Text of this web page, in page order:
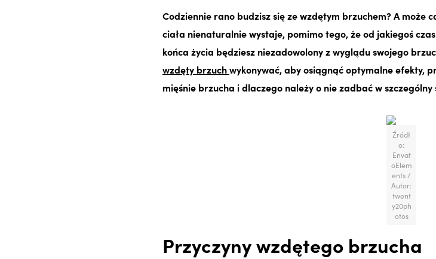
Codziennie rano budzisz się ze wzdętym brzuchem? A może
ciała nienaturalnie wystaje, pomimo tego, że od jakiegoś
końca życia będziesz niezadowolony z wyglądu swojego
wzdęty brzuchwykonywać, aby osiągnąć optymalne efekty,
mięśnie brzucha i dlaczego należy o nie zadbać w
Źródł
o:
Envat
oElem
ents /
Autor:
twent
y20ph
otos
Przyczyny wzdętego brzucha